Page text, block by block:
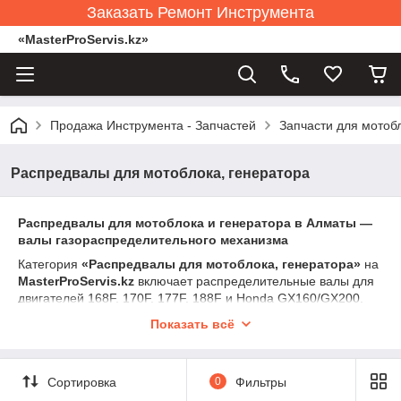
Заказать Ремонт Инструмента
«MasterProServis.kz»
Продажа Инструмента - Запчастей Запчасти для
Распредвалы для мотоблока, генератора
Распредвалы для мотоблока и генератора в Алматы —
валы газораспределительного механизма
Категория «Распредвалы для мотоблока, генератора» на
MasterProServis.kz включает распределительные валы для
двигателей 168F, 170F, 177F, 188F и Honda GX160/GX200.
Распредвал определяет фазы газораспределения — когда и
профиля и состояния зависят тяга, компрессия, расход
топлива и ровность работы двигателя.
Показать всё
Сортировка 0 Фильтры